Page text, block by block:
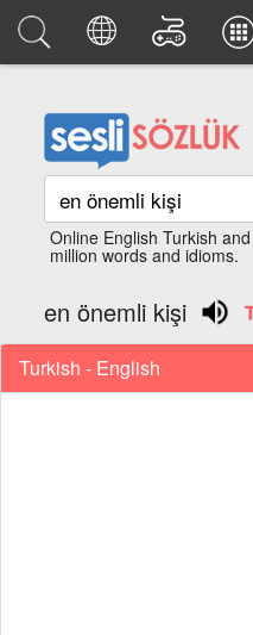
Online English Turkish
million words and idioms.
en önemli kişi
Turkish - English